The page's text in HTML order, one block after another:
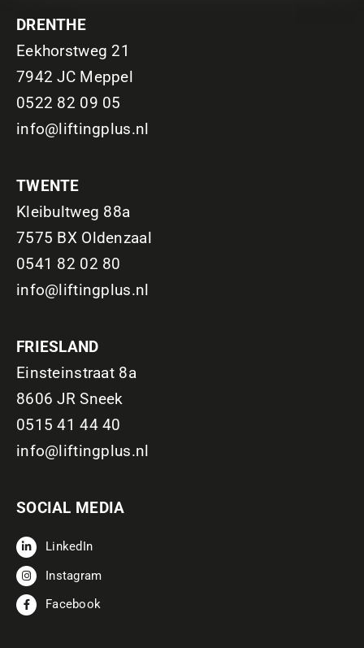
DRENTHE
Eekhorstweg 21
7942 JC Meppel
0522 82 09 05
info@liftingplus.nl
TWENTE
Kleibultweg 88a
7575 BX Oldenzaal
0541 82 02 80
info@liftingplus.nl
FRIESLAND
Einsteinstraat 8a
8606 JR Sneek
0515 41 44 40
info@liftingplus.nl
SOCIAL MEDIA
LinkedIn
Instagram
Facebook